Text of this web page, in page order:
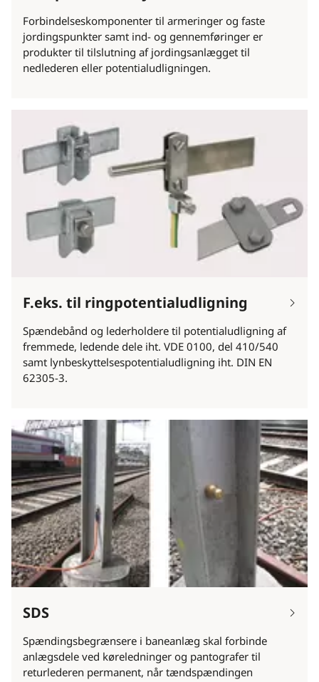
Forbindelseskomponenter til armeringer og faste
jordingspunkter samt ind- og gennemføringer er
produkter til tilslutning af jordingsanlægget til
nedlederen eller potentialudligningen.
F.eks. til ringpotentialudligning
Spændebånd og lederholdere til potentialudligning af
fremmede, ledende dele iht. VDE 0100, del 410/540
samt lynbeskyttelsespotentialudligning iht. DIN EN
62305-3.
SDS
Spændingsbegrænsere i baneanlæg skal forbinde
anlægsdele ved køreledninger og pantografer til
returlederen permanent, når tændspændingen